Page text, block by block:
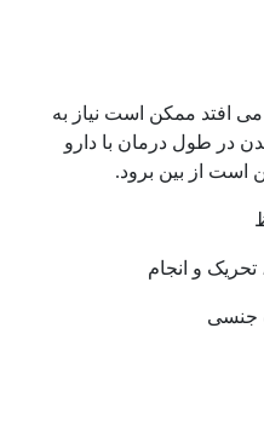
افتد ممکن است نیاز به
در طول درمان با دارو
از بین برود.
و انجام
جنسی